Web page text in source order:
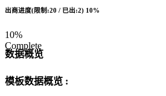
出商进度(限制:20 / 已出:2) 10%
10%
Complete
数据概览
模板数据概览 :